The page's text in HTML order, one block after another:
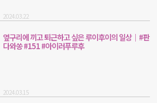
2024.03.22
옆구리에 끼고 퇴근하고 싶은 루이후이의 일상｜#판
다와쏭 #151 #아이러푸루후
2024.03.15